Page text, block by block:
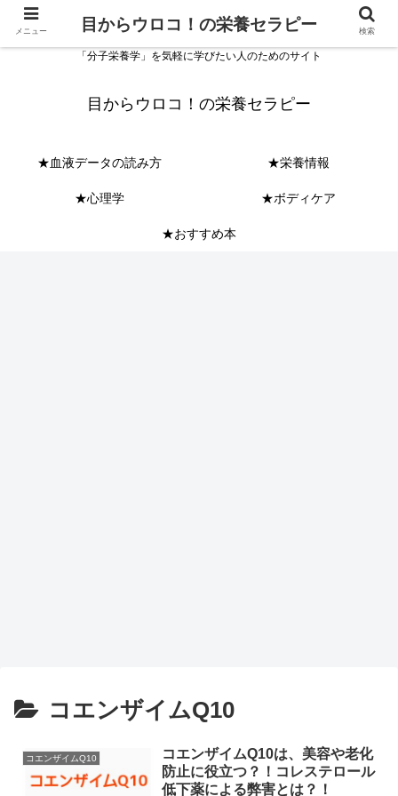
「分子栄養学」を気軽に学びたい人のためのサイト
目からウロコ！の栄養セラピー
★血液データの読み方 ★栄養情報
★心理学 ★ボディケア
★おすすめ本
コエンザイムQ10
コエンザイムQ10
コエンザイムQ10は、美容や老化
防止に役立つ？！コレステロール
低下薬による弊害とは？！
メニュー 目からウロコ！の栄養セラピー 検索